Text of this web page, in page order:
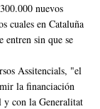
nuevos
cuales en Cataluña
entren sin que se
Assitencials, "el
la financiación
y con la Generalitat